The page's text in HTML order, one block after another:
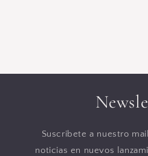
Suscribete a nuestro
noticias en nuevos